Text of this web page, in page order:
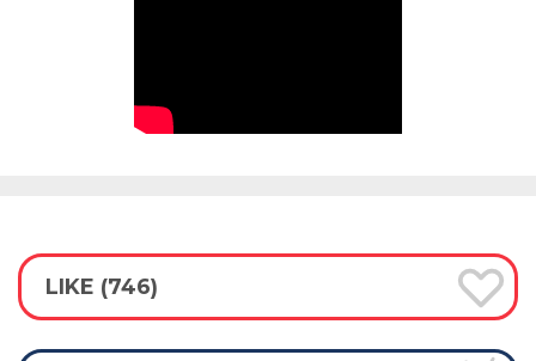
LIKE (746)